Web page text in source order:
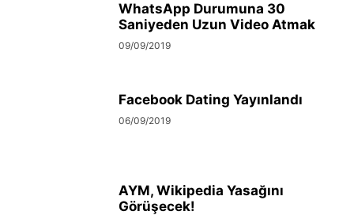
WhatsApp Durumuna 30
Saniyeden Uzun Video Atmak
09/09/2019
Facebook Dating Yayınlandı
06/09/2019
AYM, Wikipedia Yasağını
Görüşecek!